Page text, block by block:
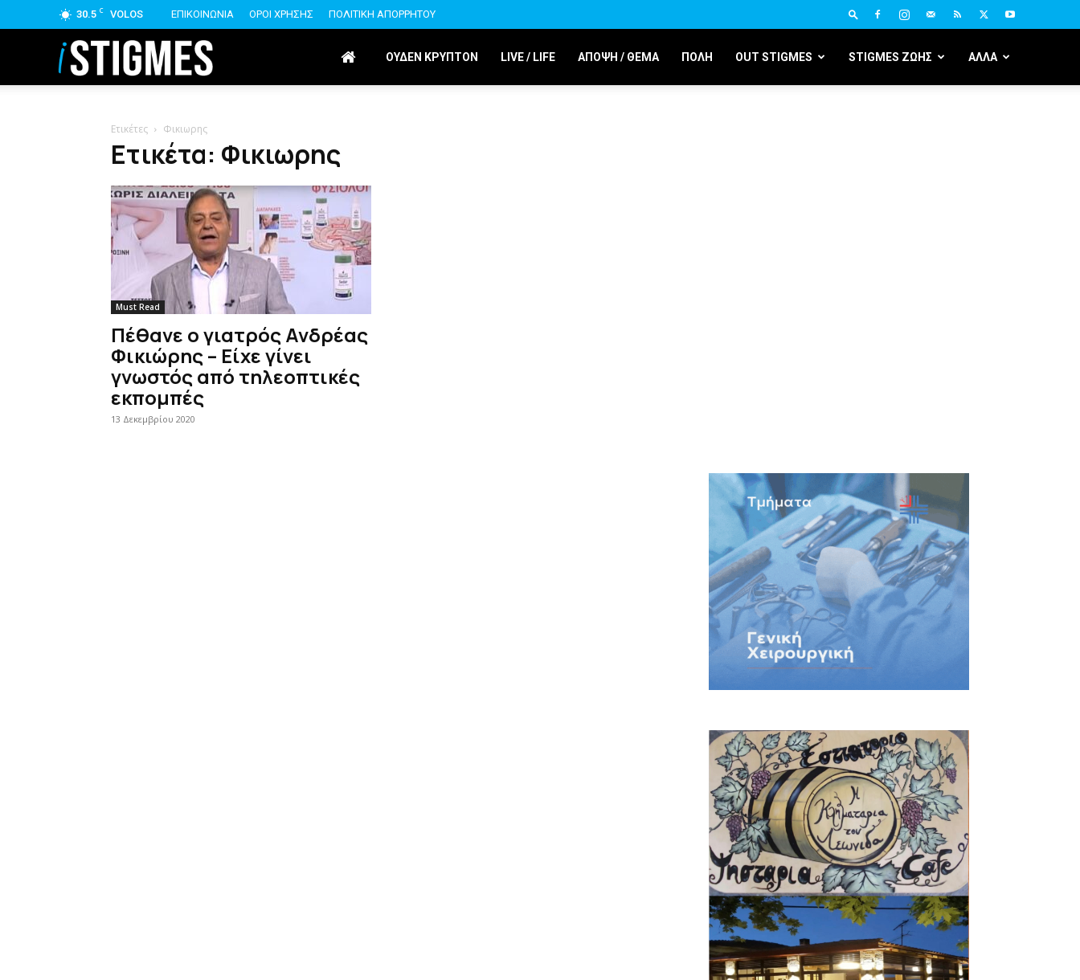
30.5 C VOLOS ΕΠΙΚΟΙΝΩΝΙΑ ΟΡΟΙ ΧΡΗΣΗΣ ΠΟΛΙΤΙΚΗ ΑΠΟΡΡΗΤΟΥ
istigmes ΟΥΔΕΝ ΚΡΥΠΤΟΝ LIVE / LIFE ΑΠΟΨΗ / ΘΕΜΑ ΠΟΛΗ OUT STIGMES STIGMES ΖΩΗΣ ΑΛΛΑ
Ετικέτες Φικιωρης
Ετικέτα: Φικιωρης
Must Read
Πέθανε ο γιατρός Ανδρέας
Φικιώρης – Είχε γίνει
γνωστός από τηλεοπτικές
εκπομπές
13 Δεκεμβρίου 2020